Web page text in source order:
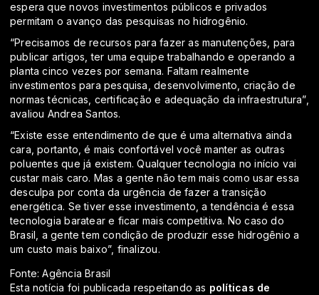
espera que novos investimentos públicos e privados
permitam o avanço das pesquisas no hidrogênio.
“Precisamos de recursos para fazer as manutenções, para
publicar artigos, ter uma equipe trabalhando e operando a
planta cinco vezes por semana. Faltam realmente
investimentos para pesquisa, desenvolvimento, criação de
normas técnicas, certificação e adequação da infraestrutura”,
avaliou Andrea Santos.
“Existe esse entendimento de que é uma alternativa ainda
cara, portanto, é mais confortável você manter as outras
poluentes que já existem. Qualquer tecnologia no início vai
custar mais caro. Mas a gente não tem mais como usar essa
desculpa por conta da urgência de fazer a transição
energética. Se tiver esse investimento, a tendência é essa
tecnologia baratear e ficar mais competitiva. No caso do
Brasil, a gente tem condição de produzir esse hidrogênio a
um custo mais baixo”, finalizou.
Fonte: Agência Brasil
Esta notícia foi publicada respeitando as políticas de